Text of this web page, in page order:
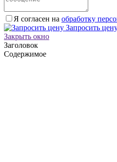
Я согласен на обработку
Запросить
Закрыть окно
Заголовок
Содержимое